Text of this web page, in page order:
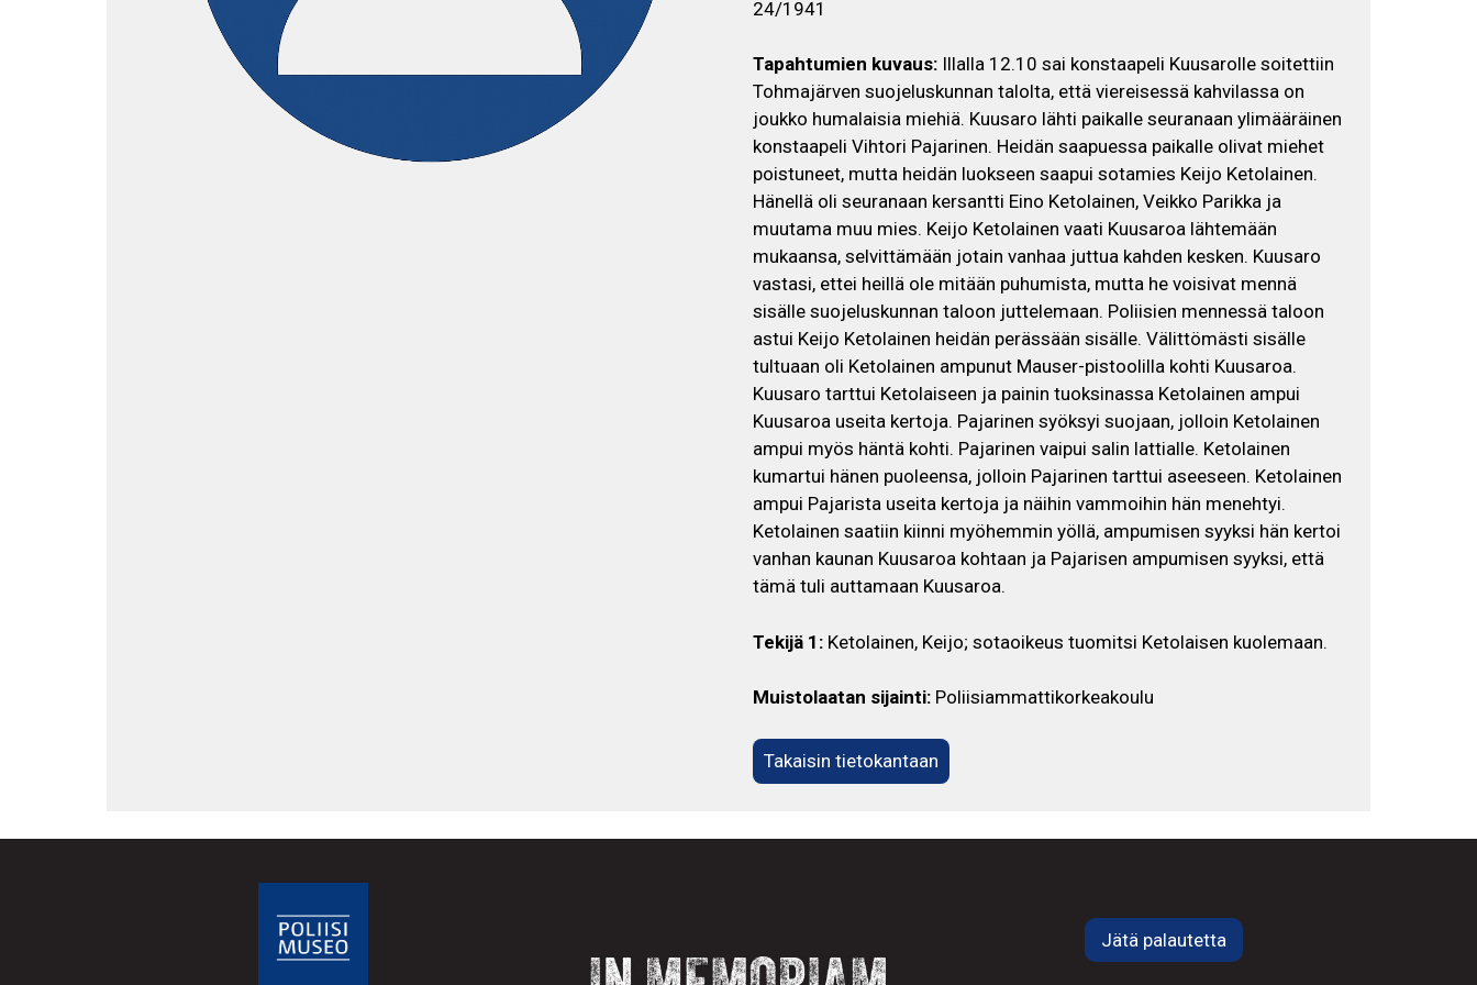
24/1941
Tapahtumien kuvaus:Illalla 12.10 sai konstaapeli Kuusarolle soitettiin
Tohmajärven suojeluskunnan talolta, että viereisessä kahvilassa on
joukko humalaisia miehiä. Kuusaro lähti paikalle seuranaan ylimääräinen
konstaapeli Vihtori Pajarinen. Heidän saapuessa paikalle olivat miehet
poistuneet, mutta heidän luokseen saapui sotamies Keijo Ketolainen.
Hänellä oli seuranaan kersantti Eino Ketolainen, Veikko Parikka ja
muutama muu mies. Keijo Ketolainen vaati Kuusaroa lähtemään
mukaansa, selvittämään jotain vanhaa juttua kahden kesken. Kuusaro
vastasi, ettei heillä ole mitään puhumista, mutta he voisivat mennä
sisälle suojeluskunnan taloon juttelemaan. Poliisien mennessä taloon
astui Keijo Ketolainen heidän perässään sisälle. Välittömästi sisälle
tultuaan oli Ketolainen ampunut Mauser-pistoolilla kohti Kuusaroa.
Kuusaro tarttui Ketolaiseen ja painin tuoksinassa Ketolainen ampui
Kuusaroa useita kertoja. Pajarinen syöksyi suojaan, jolloin Ketolainen
ampui myös häntä kohti. Pajarinen vaipui salin lattialle. Ketolainen
kumartui hänen puoleensa, jolloin Pajarinen tarttui aseeseen. Ketolainen
ampui Pajarista useita kertoja ja näihin vammoihin hän menehtyi.
Ketolainen saatiin kiinni myöhemmin yöllä, ampumisen syyksi hän kertoi
vanhan kaunan Kuusaroa kohtaan ja Pajarisen ampumisen syyksi, että
tämä tuli auttamaan Kuusaroa.
Tekijä 1:Ketolainen, Keijo; sotaoikeus tuomitsi Ketolaisen kuolemaan.
Muistolaatan sijainti:Poliisiammattikorkeakoulu
Takaisin tietokantaan
Jätä palautetta